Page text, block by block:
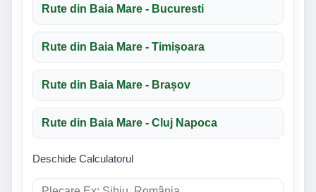
Rute din Baia Mare - Bucuresti
Rute din Baia Mare - Timișoara
Rute din Baia Mare - Brașov
Rute din Baia Mare - Cluj Napoca
Deschide Calculatorul